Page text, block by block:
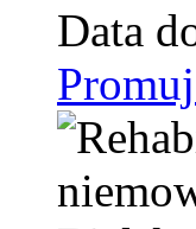
Data